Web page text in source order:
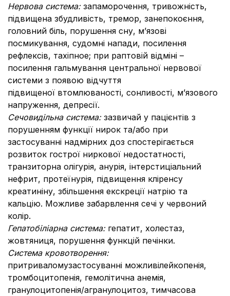
Нервова система: запаморочення, тривожність,
підвищена збудливість, тремор, занепокоєння,
головний біль, порушення сну, м’язові
посмикування, судомні напади, посилення
рефлексів, тахіпное; при раптовій відміні –
посилення гальмування центральної нервової
системи з появою відчуття
підвищеної втомлюваності, сонливості, м’язового
напруження, депресії.
Сечовидільна система: зазвичай у пацієнтів з
порушенням функції нирок та/або при
застосуванні надмірних доз спостерігається
розвиток гострої ниркової недостатності,
транзиторна олігурія, анурія, інтерстиціальний
нефрит, протеїнурія, підвищення кліренсу
креатиніну, збільшення екскреції натрію та
кальцію. Можливе забарвлення сечі у червоний
колір.
Гепатобіліарна система: гепатит, холестаз,
жовтяниця, порушення функцій печінки.
Система кровотворення:
притриваломузастосуванні можливілейкопенія,
тромбоцитопенія, гемолітична анемія,
гранулоцитопенія/агранулоцитоз, тимчасова